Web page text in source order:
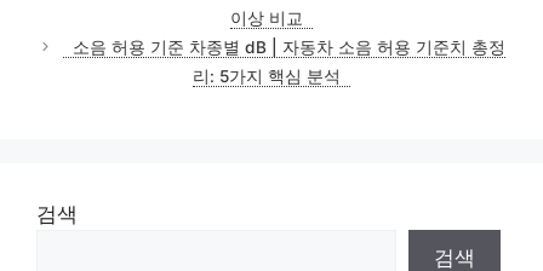
이상 비교
소음 허용 기준 차종별 dB | 자동차 소음 허용 기준치 총정
리: 5가지 핵심 분석
검색
검색